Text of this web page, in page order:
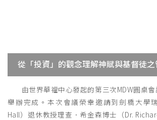
從「投資」的觀念理解神賦與基督徒
由世界華福中心發起的第三次MDW圓桌
舉辦完成。本次會議榮幸邀請到劍橋大學
Hall）退休教授理查．希金森博士（Dr.